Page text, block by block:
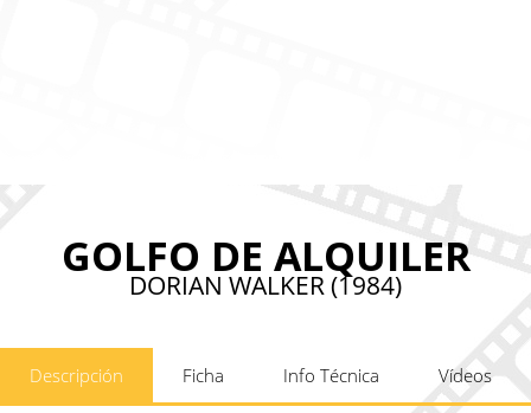
GOLFO DE ALQUILER
DORIAN WALKER (1984)
Descripción Ficha Info Técnica Vídeos